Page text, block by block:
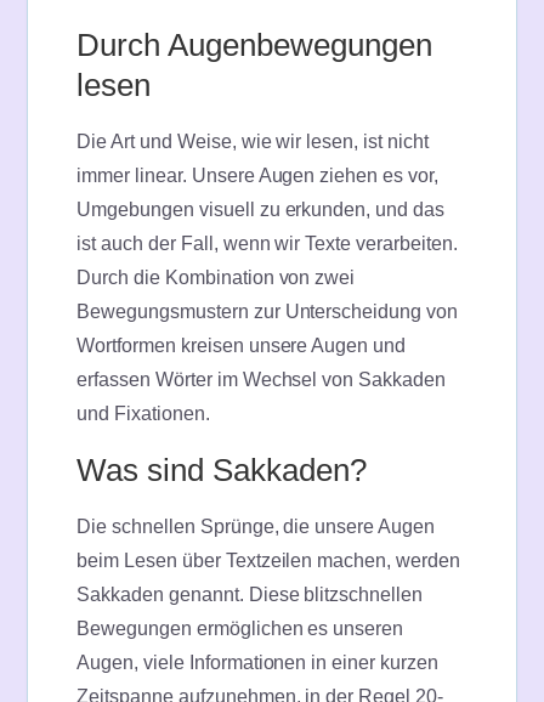
Durch Augenbewegungen
lesen
Die Art und Weise, wie wir lesen, ist nicht
immer linear. Unsere Augen ziehen es vor,
Umgebungen visuell zu erkunden, und das
ist auch der Fall, wenn wir Texte verarbeiten.
Durch die Kombination von zwei
Bewegungsmustern zur Unterscheidung von
Wortformen kreisen unsere Augen und
erfassen Wörter im Wechsel von Sakkaden
und Fixationen.
Was sind Sakkaden?
Die schnellen Sprünge, die unsere Augen
beim Lesen über Textzeilen machen, werden
Sakkaden genannt. Diese blitzschnellen
Bewegungen ermöglichen es unseren
Augen, viele Informationen in einer kurzen
Zeitspanne aufzunehmen, in der Regel 20-